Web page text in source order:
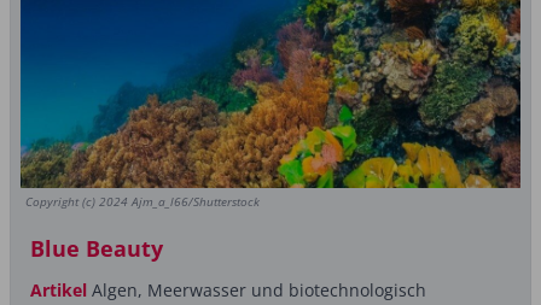
Copyright (c) 2024 Ajm_a_l66/Shutterstock
Blue Beauty
Artikel Algen, Meerwasser und biotechnologisch